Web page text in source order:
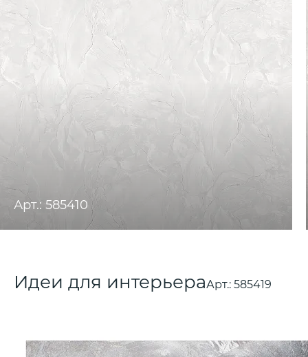
Арт.: 585410
Идеи для интерьераАрт.: 585419